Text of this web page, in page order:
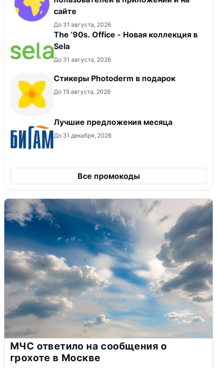
сайте
До 31 августа, 2026
The ‘90s. Office - Новая коллекция в
Sela
До 31 августа, 2026
Стикеры Photoderm в подарок
До 15 августа, 2026
Лучшие предложения месяца
До 31 декабря, 2026
Все промокоды
МЧС ответило на сообщения о
грохоте в Москве